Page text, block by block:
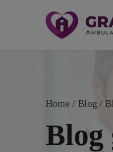
Home Blog /
Blog